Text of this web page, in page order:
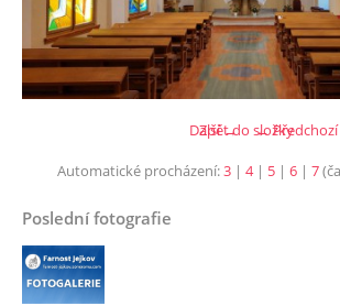
← Předchozí
Další →
Zpět do složky
Automatické procházení:3 | 4| 5 | 6 | 7
Poslední fotografie